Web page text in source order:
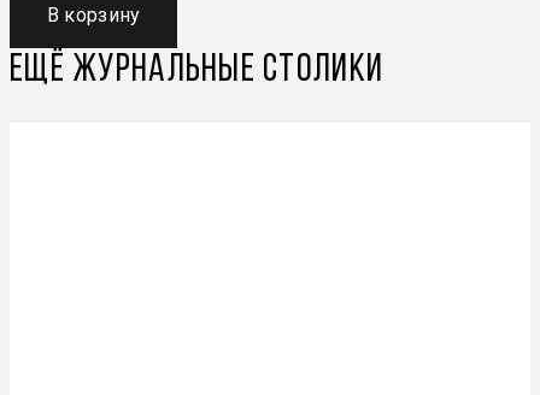
В корзину
Ещё Журнальные столики